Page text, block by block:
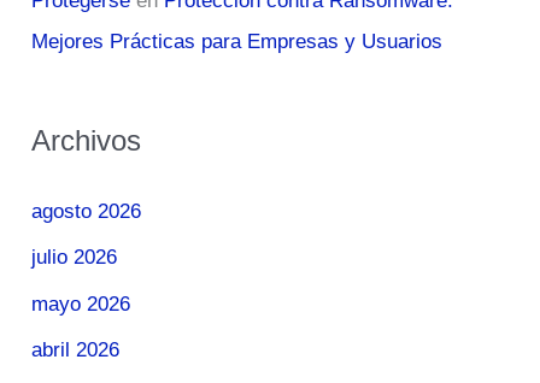
Mejores Prácticas para Empresas y Usuarios
Archivos
agosto 2026
julio 2026
mayo 2026
abril 2026